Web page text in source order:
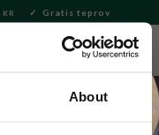
About
KR Gratis teprov